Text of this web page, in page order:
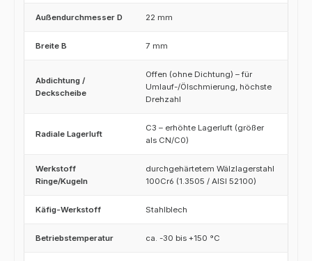
Außendurchmesser D 22 mm
Breite B 7 mm
Abdichtung /
Deckscheibe
Offen (ohne Dichtung) – für
Umlauf-/Ölschmierung, höchste
Drehzahl
Radiale Lagerluft
C3 – erhöhte Lagerluft (größer
als CN/C0)
Werkstoff
Ringe/Kugeln
durchgehärtetem Wälzlagerstahl
100Cr6 (1.3505 / AISI 52100)
Käfig-Werkstoff Stahlblech
Betriebstemperatur ca. -30 bis +150 °C